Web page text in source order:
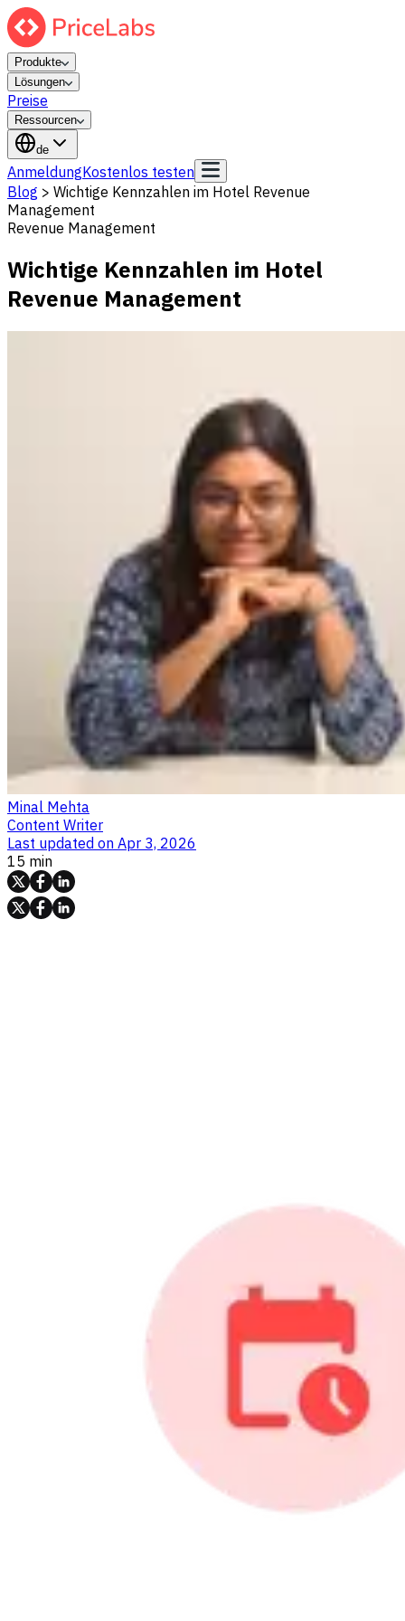
Produkte
Lösungen
Preise
Ressourcen
de
AnmeldungKostenlos testen
Blog > Wichtige Kennzahlen im Hotel Revenue
Management
Revenue Management
Wichtige Kennzahlen im Hotel
Revenue Management
Minal Mehta
Content Writer
Last updated on Apr 3, 2026
15 min